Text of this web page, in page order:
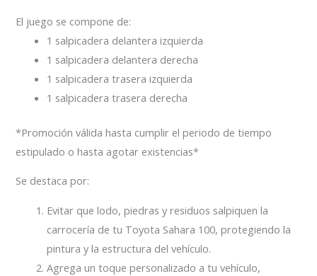
El juego se compone de:
1 salpicadera delantera izquierda
1 salpicadera delantera derecha
1 salpicadera trasera izquierda
1 salpicadera trasera derecha
*Promoción válida hasta cumplir el periodo de tiempo
estipulado o hasta agotar existencias*
Se destaca por:
Evitar que lodo, piedras y residuos salpiquen la
carrocería de tu Toyota Sahara 100, protegiendo la
pintura y la estructura del vehículo.
Agrega un toque personalizado a tu vehículo,